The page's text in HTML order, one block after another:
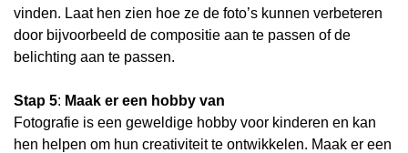
vinden. Laat hen zien hoe ze de foto’s kunnen verbeteren
door bijvoorbeeld de compositie aan te passen of de
belichting aan te passen.
Stap 5: Maak er een hobby van
Fotografie is een geweldige hobby voor kinderen en kan
hen helpen om hun creativiteit te ontwikkelen. Maak er een